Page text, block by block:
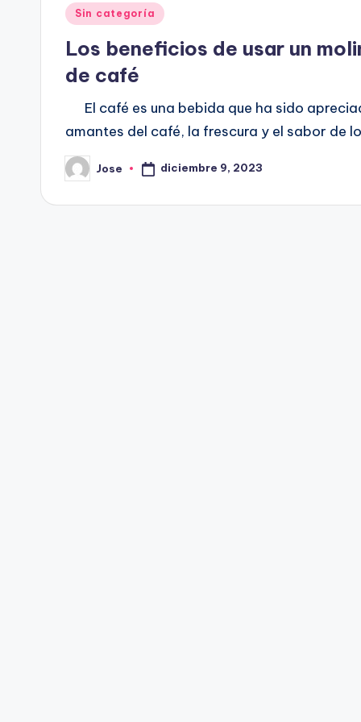
Publicado
Sin categoría
Los beneficios de usar un
de café
El café es una bebida que ha sido
amantes del café, la frescura y el sabor de
Publicado
por
Jose diciembre 9, 2023